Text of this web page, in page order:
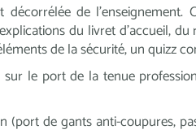
de
du livret d’accueil,
de la sécurité, un quizz
le port de la tenue
(port de gants anti-coupures,